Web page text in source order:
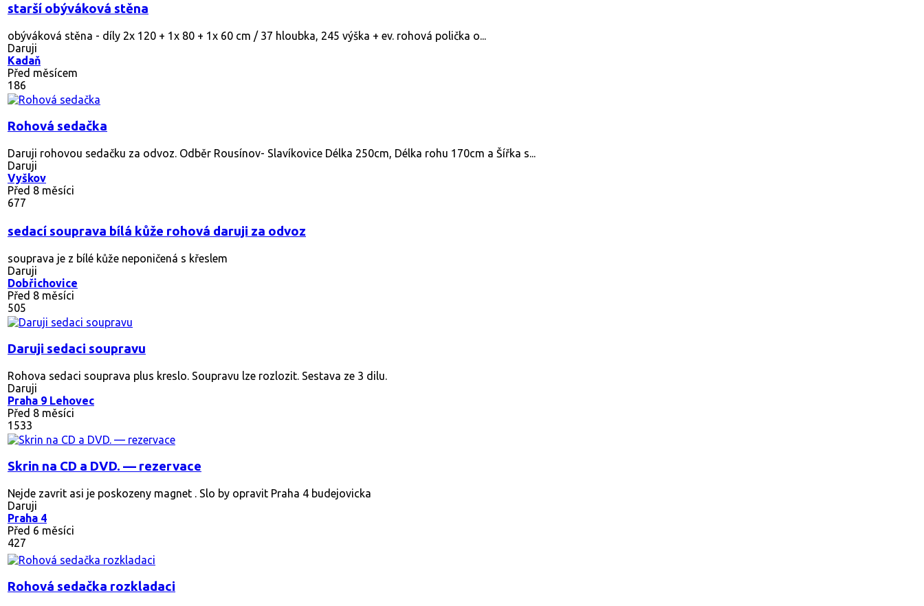
starší obýváková stěna
obýváková stěna - díly 2x 120 + 1x 80 + 1x 60 cm / 37 hloubka, 245 výška + ev. rohová polička o...
Daruji
Kadaň
Před měsícem
186
Rohová sedačka
Daruji rohovou sedačku za odvoz. Odběr Rousínov- Slavíkovice Délka 250cm, Délka rohu 170cm a Šířka s...
Daruji
Vyškov
Před 8 měsíci
677
sedací souprava bílá kůže rohová daruji za odvoz
souprava je z bílé kůže neponičená s křeslem
Daruji
Dobřichovice
Před 8 měsíci
505
Daruji sedaci soupravu
Rohova sedaci souprava plus kreslo. Soupravu lze rozlozit. Sestava ze 3 dilu.
Daruji
Praha 9 Lehovec
Před 8 měsíci
1533
Skrin na CD a DVD. — rezervace
Nejde zavrit asi je poskozeny magnet . Slo by opravit Praha 4 budejovicka
Daruji
Praha 4
Před 6 měsíci
427
Rohová sedačka rozkladaci